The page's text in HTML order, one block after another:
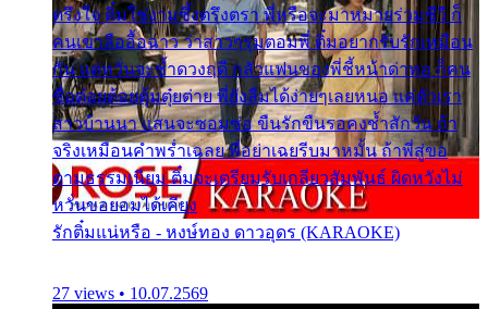
ตรึงใจ ติ๋มใช่งามซึ้งตรึงตรา พี่หรือจะมาหมายร่วมชีวี ก็
คนเขาลืออื้อฉาว ว่าสาวๆรุมตอมพี่ ติ๋มอยากรับรักเหมือน
กัน แต่หวั่นจะช้ำดวงฤดี กลัวแฟนของพี่ชี้หน้าด่าทอ ก็คน
ชื่อต๋อยต้อยตุ้มตุ๋ยต่าย พี่ยังลืมได้ง่ายๆเลยหนอ แค่ตัวเรา
สาวบ้านนา แสนจะซอมซ่อ ขืนรักขืนรอคงช้ำสักวัน ถ้า
จริงเหมือนคำพร่ำเฉลย พี่อย่าเฉยรีบมาหมั้น ถ้าพี่สู่ขอ
ตามธรรมเนียม ติ๋มจะเตรียมรับเกลียวสัมพันธ์ ผิดหวังไม่
หวั่นขอยอมได้เคียง
รักติ๋มแน่หรือ - หงษ์ทอง ดาวอุดร (KARAOKE)
27 views • 10.07.2569